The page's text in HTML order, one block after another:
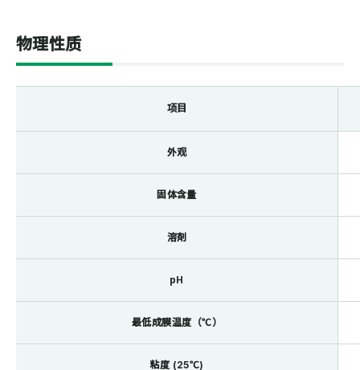
物理性质
项目
外观
固体含量
溶剤
pH
最低成膜温度（℃）
粘度 (25℃)